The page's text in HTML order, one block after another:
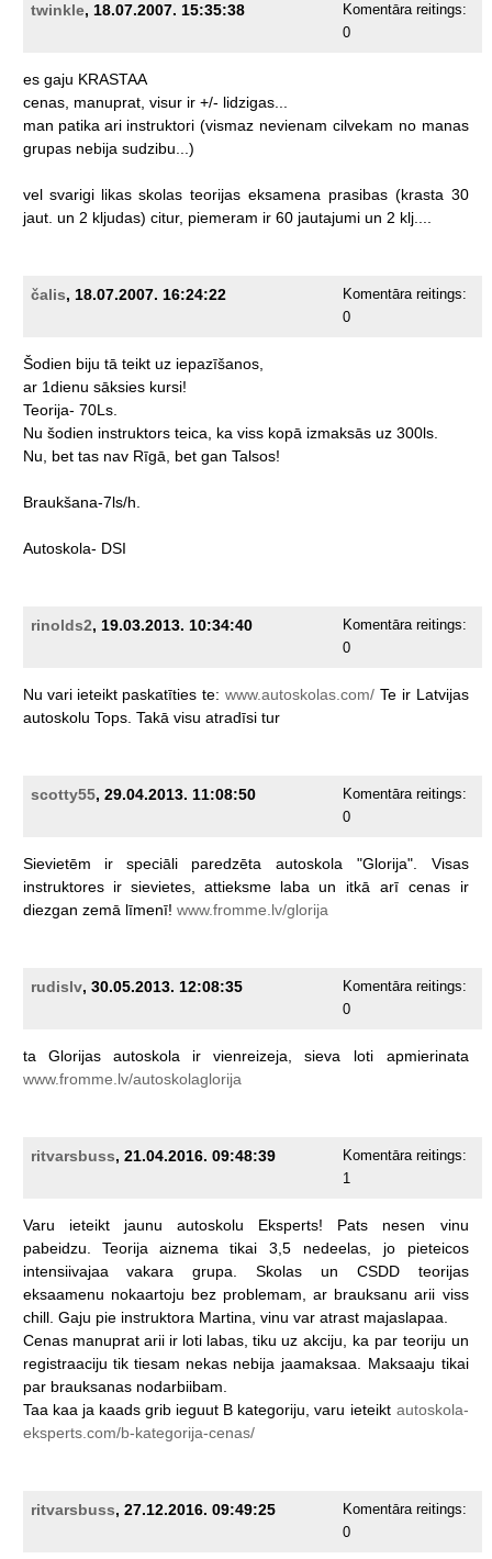
twinkle, 18.07.2007. 15:35:38
Komentāra reitings:
0
es gaju KRASTAA
cenas, manuprat, visur ir +/- lidzigas...
man patika ari instruktori (vismaz nevienam cilvekam no manas
grupas nebija sudzibu...)
vel svarigi likas skolas teorijas eksamena prasibas (krasta 30
jaut. un 2 kljudas) citur, piemeram ir 60 jautajumi un 2 klj....
čalis, 18.07.2007. 16:24:22
Komentāra reitings:
0
Šodien biju tā teikt uz iepazīšanos,
ar 1dienu sāksies kursi!
Teorija- 70Ls.
Nu šodien instruktors teica, ka viss kopā izmaksās uz 300ls.
Nu,
bet tas nav Rīgā, bet gan Talsos!
Braukšana-7ls/h.
Autoskola- DSI
rinolds2, 19.03.2013. 10:34:40
Komentāra reitings:
0
Nu vari ieteikt paskatīties te: www.autoskolas.com/ Te ir Latvijas
autoskolu Tops. Takā visu atradīsi tur
scotty55, 29.04.2013. 11:08:50
Komentāra reitings:
0
Sievietēm ir speciāli paredzēta autoskola "Glorija".
Visas
instruktores ir sievietes, attieksme laba un itkā arī cenas
ir
diezgan zemā līmenī! www.fromme.lv/glorija
rudislv, 30.05.2013. 12:08:35
Komentāra reitings:
0
ta Glorijas autoskola ir vienreizeja, sieva loti
apmierinata
www.fromme.lv/autoskolaglorija
ritvarsbuss, 21.04.2016. 09:48:39
Komentāra reitings:
1
Varu ieteikt jaunu autoskolu Eksperts! Pats nesen
vinu
pabeidzu.
Teorija aiznema tikai 3,5 nedeelas, jo
pieteicos
intensiivajaa
vakara grupa. Skolas un CSDD
teorijas
eksaamenu nokaartoju bez problemam, ar brauksanu arii viss
chill. Gaju pie instruktora Martina, vinu var atrast majaslapaa.
Cenas manuprat arii ir loti labas, tiku uz akciju, ka par teoriju un
registraaciju tik tiesam nekas nebija jaamaksaa. Maksaaju tikai
par brauksanas nodarbiibam.
Taa kaa ja kaads grib ieguut B kategoriju, varu ieteikt autoskola-
eksperts.com/b-kategorija-cenas/
ritvarsbuss, 27.12.2016. 09:49:25
Komentāra reitings:
0